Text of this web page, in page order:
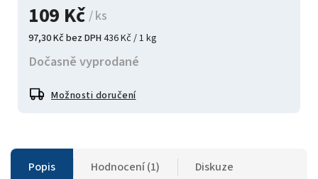
109 Kč / ks
97,30 Kč bez DPH436 Kč / 1 kg
Dočasně vyprodané
Možnosti doručení
Popis Hodnocení (1) Diskuze